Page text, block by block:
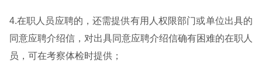
4.在职人员应聘的，还需提供有用人权限部门或单位出具的
同意应聘介绍信，对出具同意应聘介绍信确有困难的在职人
员，可在考察体检时提供；